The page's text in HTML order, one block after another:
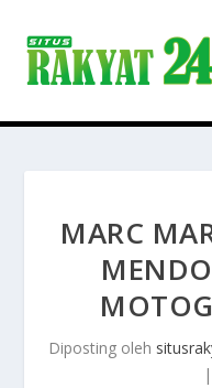
MARC
Diposting oleh
|